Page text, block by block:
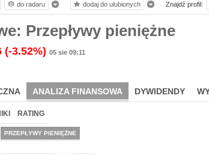
Przepływy pieniężne
(-3.52%) 05 sie 09:11
ANALIZA FINANSOWA DYWIDENDY
RATING
PRZEPŁYWY PIENIĘŻNE
do radaru dodaj do ulubionych Znajdź profil: